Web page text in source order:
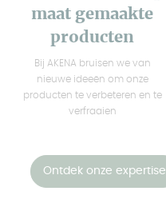
maat gemaakte
producten
Bij AKENA bruisen we van
nieuwe ideeën om onze
producten te verbeteren en te
verfraaien
Ontdek onze expertise